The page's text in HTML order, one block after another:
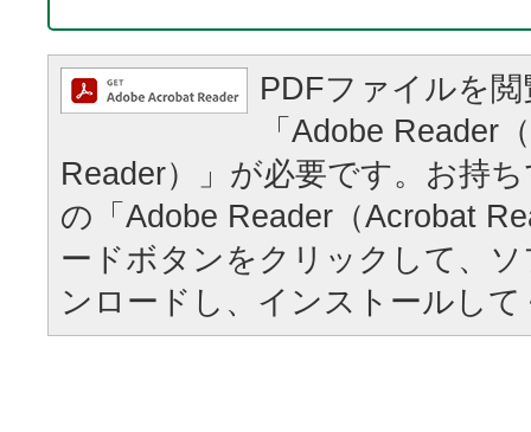
PDFファイルを
「Adobe Reader
Reader）」が必要です。お持
の「Adobe Reader（Acrobat
ードボタンをクリックして、
ンロードし、インストールし